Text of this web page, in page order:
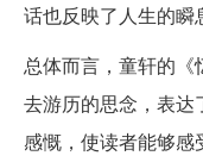
话也反映了人生的瞬
总体而言，童轩的《
去游历的思念，表达
感慨，使读者能够感